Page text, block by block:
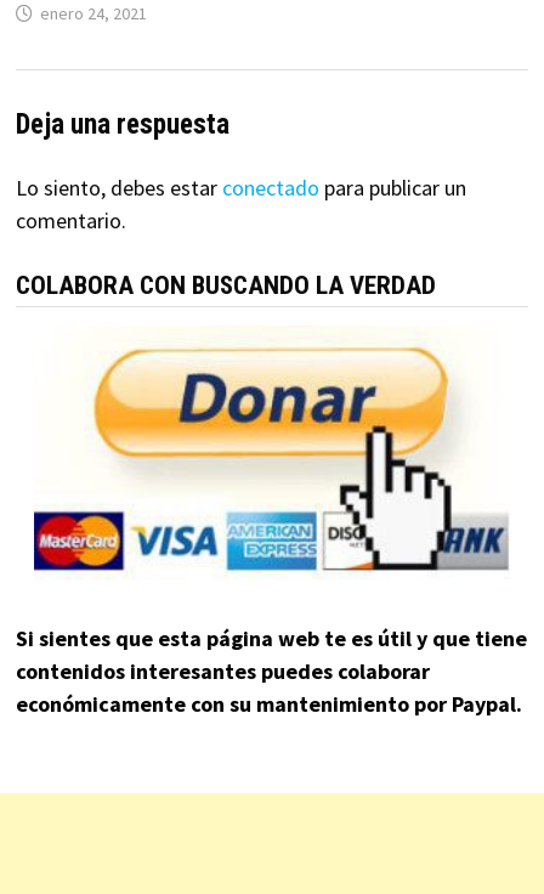
enero 24, 2021
Deja una respuesta
Lo siento, debes estar conectado para publicar un
comentario.
COLABORA CON BUSCANDO LA VERDAD
Si sientes que esta página web te es útil y que tiene
contenidos interesantes puedes colaborar
económicamente con su mantenimiento por Paypal.